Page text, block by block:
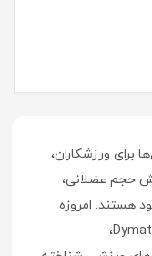
برای ورزشکاران،
حجم عضلانی،
هستند. امروزه
،